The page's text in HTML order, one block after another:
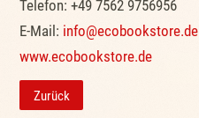
Telefon: +49 7562 9756956
E-Mail: info@ecobookstore.de
www.ecobookstore.de
Zurück